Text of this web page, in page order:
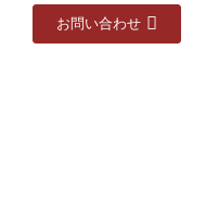
お問い合わせ